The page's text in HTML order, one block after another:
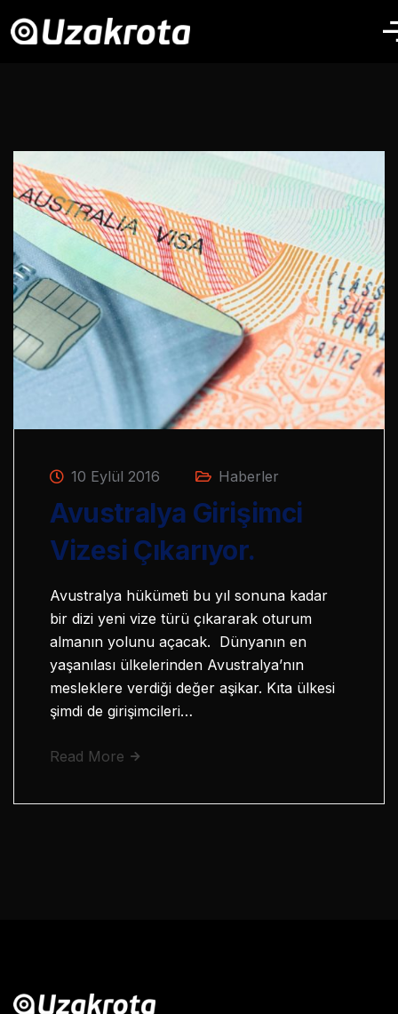
10 Eylül 2016 Haberler
Avustralya Girişimci
Vizesi Çıkarıyor.
Avustralya hükümeti bu yıl sonuna kadar
bir dizi yeni vize türü çıkararak oturum
almanın yolunu açacak. Dünyanın en
yaşanılası ülkelerinden Avustralya’nın
mesleklere verdiği değer aşikar. Kıta ülkesi
şimdi de girişimcileri…
Read More